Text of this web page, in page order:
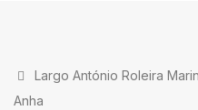
Largo António Roleira
Anha